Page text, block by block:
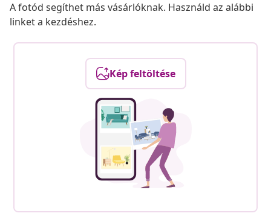
A fotód segíthet más vásárlóknak. Használd az alábbi
linket a kezdéshez.
Kép feltöltése